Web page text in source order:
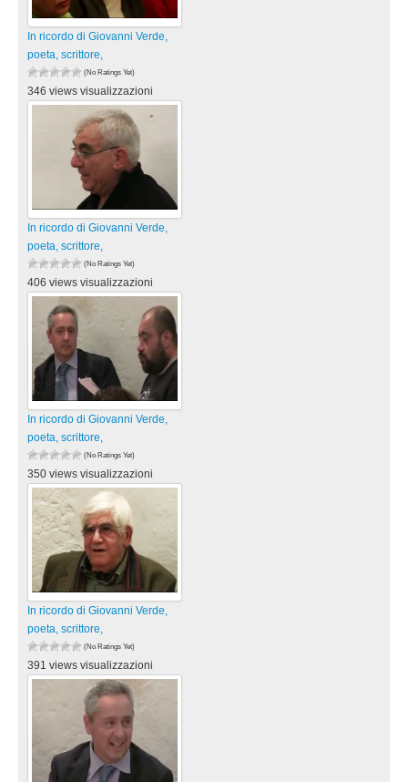
In ricordo di Giovanni Verde,
poeta, scrittore,
(No Ratings Yet)
346 views visualizzazioni
In ricordo di Giovanni Verde,
poeta, scrittore,
(No Ratings Yet)
406 views visualizzazioni
In ricordo di Giovanni Verde,
poeta, scrittore,
(No Ratings Yet)
350 views visualizzazioni
In ricordo di Giovanni Verde,
poeta, scrittore,
(No Ratings Yet)
391 views visualizzazioni